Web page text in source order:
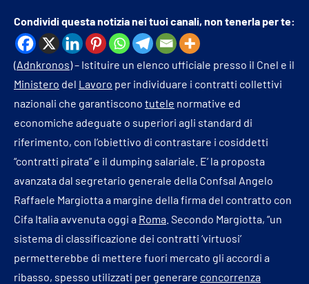
Condividi questa notizia nei tuoi canali, non tenerla per te:
(Adnkronos) – Istituire un elenco ufficiale presso il Cnel e il
Ministero del Lavoro per individuare i contratti collettivi
nazionali che garantiscono tutele normative ed
economiche adeguate o superiori agli standard di
riferimento, con l’obiettivo di contrastare i cosiddetti
“contratti pirata” e il dumping salariale. E’ la proposta
avanzata dal segretario generale della Confsal Angelo
Raffaele Margiotta a margine della firma del contratto con
Cifa Italia avvenuta oggi a Roma . Secondo Margiotta, “un
sistema di classificazione dei contratti ‘virtuosi’
permetterebbe di mettere fuori mercato gli accordi a
ribasso, spesso utilizzati per generare concorrenza